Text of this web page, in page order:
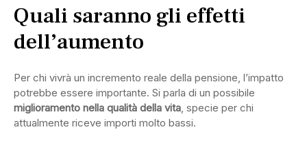
Quali saranno gli effetti
dell’aumento
Per chi vivrà un incremento reale della pensione, l’impatto
potrebbe essere importante. Si parla di un possibile
miglioramento nella qualità della vita , specie per chi
attualmente riceve importi molto bassi.